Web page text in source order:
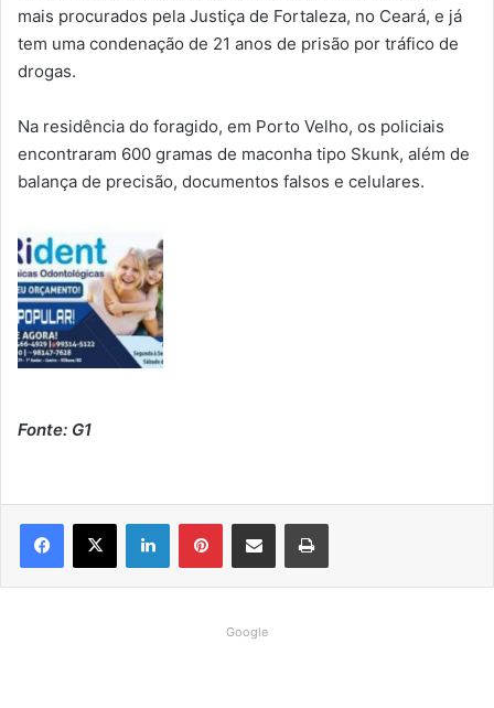
mais procurados pela Justiça de Fortaleza, no Ceará, e já
tem uma condenação de 21 anos de prisão por tráfico de
drogas.
Na residência do foragido, em Porto Velho, os policiais
encontraram 600 gramas de maconha tipo Skunk, além de
balança de precisão, documentos falsos e celulares.
Fonte: G1
Google